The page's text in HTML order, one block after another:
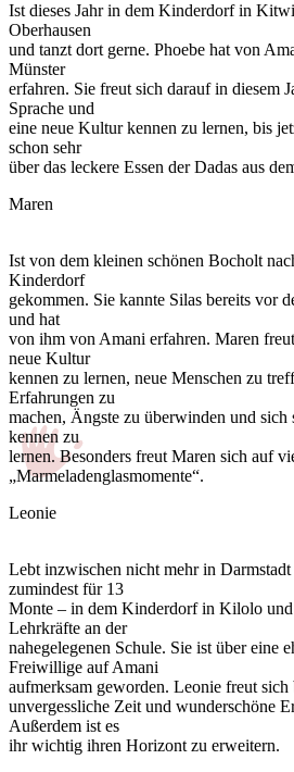
Ist dieses Jahr in dem Kinderdorf in
Oberhausen
und tanzt dort gerne. Phoebe hat von
Münster
erfahren. Sie freut sich darauf in diesem
Sprache und
eine neue Kultur kennen zu lernen, bis
schon sehr
über das leckere Essen der Dadas aus
Maren
Ist von dem kleinen schönen Bocholt
Kinderdorf
gekommen. Sie kannte Silas bereits vor
und hat
von ihm von Amani erfahren. Maren
neue Kultur
kennen zu lernen, neue Menschen zu
Erfahrungen zu
machen, Ängste zu überwinden und sich
kennen zu
lernen. Besonders freut Maren sich auf
„Marmeladenglasmomente“.
Leonie
Lebt inzwischen nicht mehr in Darmstadt
zumindest für 13
Monte – in dem Kinderdorf in Kilolo und
Lehrkräfte an der
nahegelegenen Schule. Sie ist über eine
Freiwillige auf Amani
aufmerksam geworden. Leonie freut sich
unvergessliche Zeit und wunderschöne
Außerdem ist es
ihr wichtig ihren Horizont zu erweitern.